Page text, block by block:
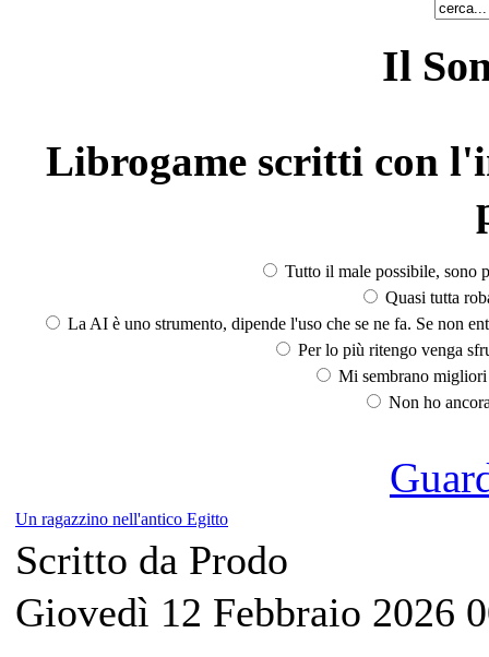
Il
Librogame scritti con
Tutto il male possibile, sono
Quasi tutta
La AI è uno strumento, dipende l'uso che se ne fa. Se non
Per lo più ritengo venga
Mi sembrano
Non ho
Un ragazzino nell'antico Egitto
Scritto da Prodo
Giovedì 12 Febbraio 2026